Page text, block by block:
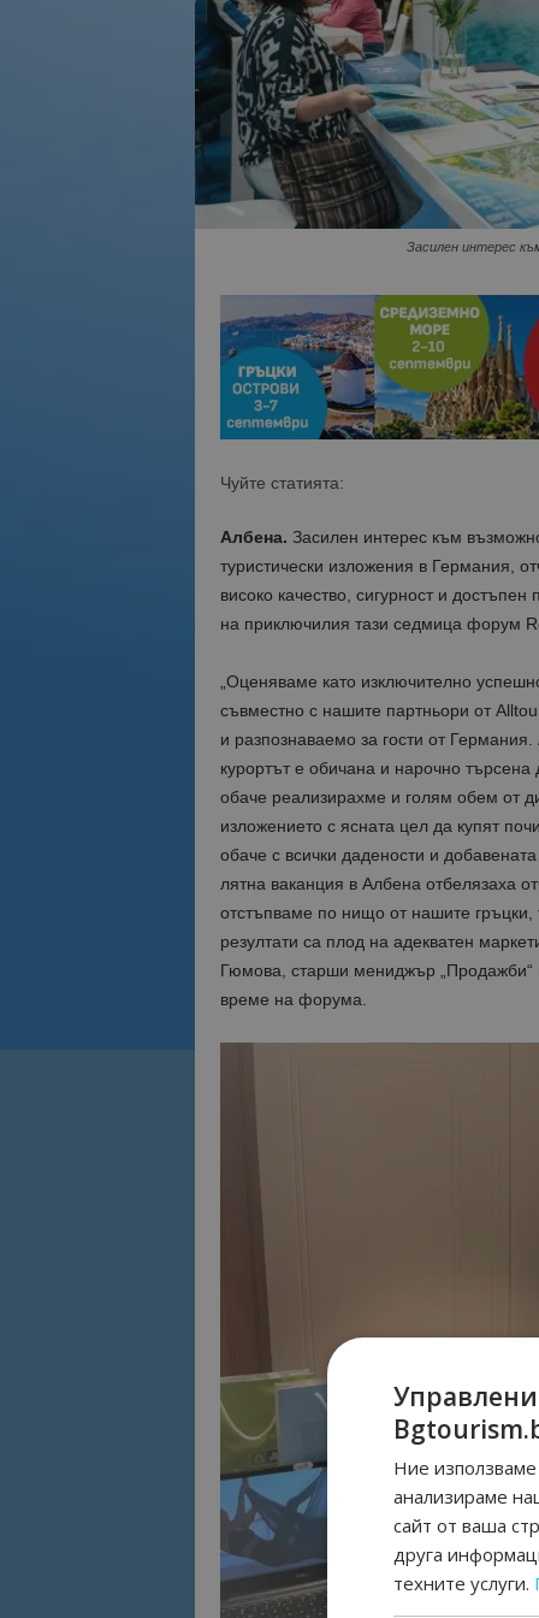
Засилен интерес
Чуйте статията:
Албена. Засилен интерес към
туристически изложения в Германия,
високо качество, сигурност и
на приключилия тази седмица форум
„Оценяваме като изключително
съвместно с нашите партньори от
и разпознаваемо за гости от
курортът е обичана и нарочно
обаче реализирахме и голям обем от
изложението с ясната цел да купят
обаче с всички дадености и
лятна ваканция в Албена отбелязаха
отстъпваме по нищо от нашите гръцки,
резултати са плод на адекватен
Гюмова, старши мениджър „Продажби“
време на форума.
Ние
анализираме
сайт от ваша
друга
техните услуги.